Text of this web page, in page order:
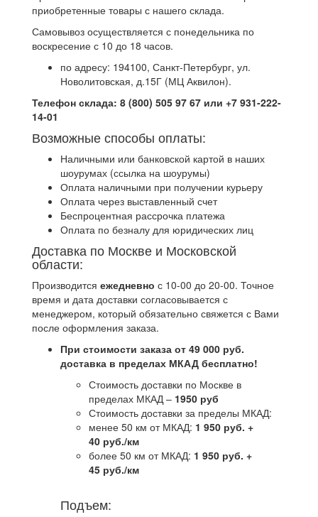
приобретенные товары с нашего склада.
Самовывоз осуществляется с понедельника по
воскресение с 10 до 18 часов.
по адресу: 194100, Санкт-Петербург, ул.
Новолитовская, д.15Г (МЦ Аквилон).
Телефон склада: 8 (800) 505 97 67 или +7 931-222-
14-01
Возможные способы оплаты:
Наличными или банковской картой в наших
шоурумах (ссылка на шоурумы)
Оплата наличными при получении курьеру
Оплата через выставленный счет
Беспроцентная рассрочка платежа
Оплата по безналу для юридических лиц
Доставка по Москве и Московской
области:
Производится ежедневно с 10-00 до 20-00. Точное
время и дата доставки согласовывается с
менеджером, который обязательно свяжется с Вами
после оформления заказа.
При стоимости заказа от 49 000 руб.
доставка в пределах МКАД бесплатно!
Стоимость доставки по Москве в
пределах МКАД – 1950 руб
Стоимость доставки за пределы МКАД:
менее 50 км от МКАД: 1 950 руб. +
40 руб./км
более 50 км от МКАД: 1 950 руб. +
45 руб./км
Подъем: